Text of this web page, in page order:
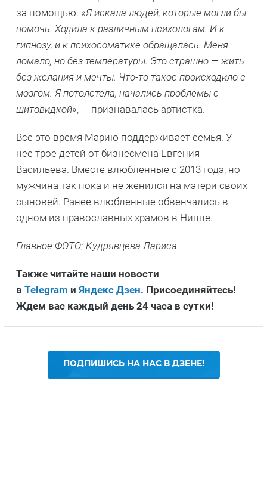
за помощью. «Я искала людей, которые могли бы
помочь. Ходила к различным психологам. И к
гипнозу, и к психосоматике обращалась. Меня
ломало, но без температуры. Это страшно — жить
без желания и мечты. Что-то такое происходило с
мозгом. Я потолстела, начались проблемы с
щитовидкой», — признавалась артистка.
Все это время Марию поддерживает семья. У
нее трое детей от бизнесмена Евгения
Васильева. Вместе влюбленные с 2013 года, но
мужчина так пока и не женился на матери своих
сыновей. Ранее влюбленные обвенчались в
одном из православных храмов в Ницце.
Главное ФОТО: Кудрявцева Лариса
Также читайте наши новости
в Telegram и Яндекс Дзен. Присоединяйтесь!
Ждем вас каждый день 24 часа в сутки!
ПОДПИШИСЬ НА НАС В ДЗЕНЕ!